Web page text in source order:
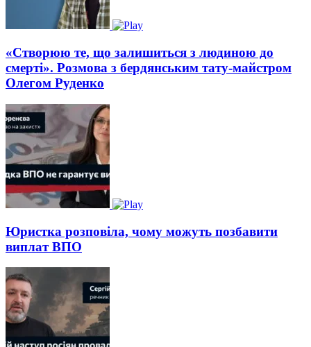
«Створюю те, що залишиться з людиною до
смерті». Розмова з бердянським тату-майстром
Олегом Руденко
Юристка розповіла, чому можуть позбавити
виплат ВПО